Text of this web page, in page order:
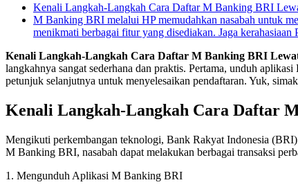
Kenali Langkah-Langkah Cara Daftar M Banking BRI
M Banking BRI melalui HP memudahkan nasabah untuk
menikmati berbagai fitur yang disediakan. Jaga
Kenali Langkah-Langkah Cara Daftar M Banking BRI
langkahnya sangat sederhana dan praktis. Pertama, unduh
petunjuk selanjutnya untuk menyelesaikan pendaftaran. Yuk,
Kenali Langkah-Langkah Cara Daftar
Mengikuti perkembangan teknologi, Bank Rakyat Indonesia
M Banking BRI, nasabah dapat melakukan berbagai transaksi
1. Mengunduh Aplikasi M Banking BRI